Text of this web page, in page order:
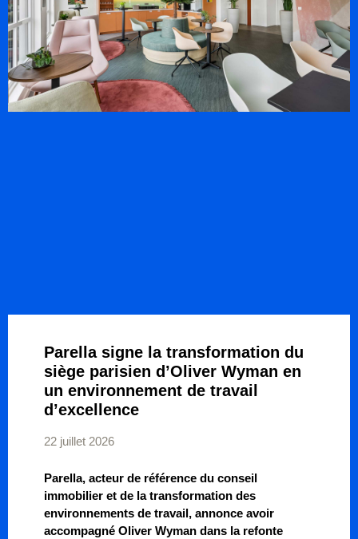
Parella signe la transformation du
siège parisien d’Oliver Wyman en
un environnement de travail
d’excellence
22 juillet 2026
Parella, acteur de référence du conseil
immobilier et de la transformation des
environnements de travail, annonce avoir
accompagné Oliver Wyman dans la refonte